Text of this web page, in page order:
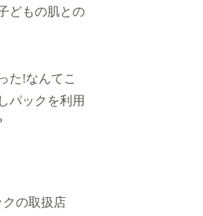
どもの肌との
た!なんてこ
パックを利用
の取扱店